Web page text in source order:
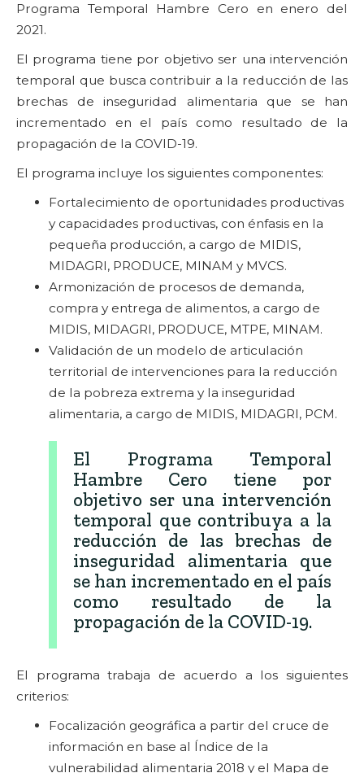
Programa Temporal Hambre Cero en enero del
2021.
El programa tiene por objetivo ser una intervención
temporal que busca contribuir a la reducción de las
brechas de inseguridad alimentaria que se han
incrementado en el país como resultado de la
propagación de la COVID-19.
El programa incluye los siguientes componentes:
Fortalecimiento de oportunidades productivas
y capacidades productivas, con énfasis en la
pequeña producción, a cargo de MIDIS,
MIDAGRI, PRODUCE, MINAM y MVCS.
Armonización de procesos de demanda,
compra y entrega de alimentos, a cargo de
MIDIS, MIDAGRI, PRODUCE, MTPE, MINAM.
Validación de un modelo de articulación
territorial de intervenciones para la reducción
de la pobreza extrema y la inseguridad
alimentaria, a cargo de MIDIS, MIDAGRI, PCM.
El Programa Temporal
Hambre Cero tiene por
objetivo ser una intervención
temporal que contribuya a la
reducción de las brechas de
inseguridad alimentaria que
se han incrementado en el país
como resultado de la
propagación de la COVID-19.
El programa trabaja de acuerdo a los siguientes
criterios:
Focalización geográfica a partir del cruce de
información en base al Índice de la
vulnerabilidad alimentaria 2018 y el Mapa de